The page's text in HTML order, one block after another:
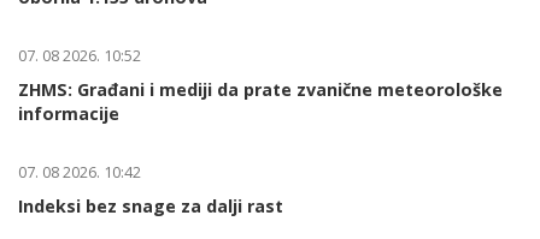
07. 08 2026. 10:52
ZHMS: Građani i mediji da prate zvanične meteorološke
informacije
07. 08 2026. 10:42
Indeksi bez snage za dalji rast